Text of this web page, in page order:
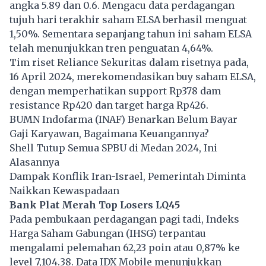
angka 5.89 dan 0.6. Mengacu data perdagangan
tujuh hari terakhir saham ELSA berhasil menguat
1,50%. Sementara sepanjang tahun ini saham ELSA
telah menunjukkan tren penguatan 4,64%.
Tim riset Reliance Sekuritas dalam risetnya pada,
16 April 2024, merekomendasikan buy saham ELSA,
dengan memperhatikan support Rp378 dam
resistance Rp420 dan target harga Rp426.
BUMN Indofarma (INAF) Benarkan Belum Bayar
Gaji Karyawan, Bagaimana Keuangannya?
Shell Tutup Semua SPBU di Medan 2024, Ini
Alasannya
Dampak Konflik Iran-Israel, Pemerintah Diminta
Naikkan Kewaspadaan
Bank Plat Merah Top Losers LQ45
Pada pembukaan perdagangan pagi tadi, Indeks
Harga Saham Gabungan (IHSG) terpantau
mengalami pelemahan 62,23 poin atau 0,87% ke
level 7,104.38. Data IDX Mobile menunjukkan